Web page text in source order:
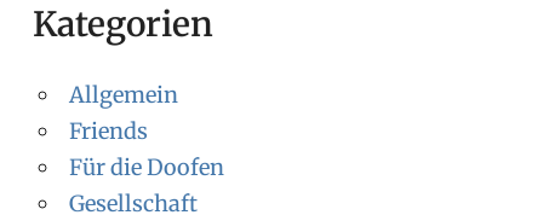
Kategorien
Allgemein
Friends
Für die Doofen
Gesellschaft